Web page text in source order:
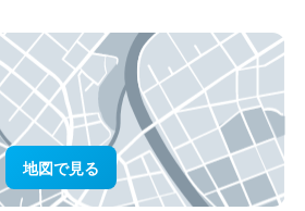
地図で見る